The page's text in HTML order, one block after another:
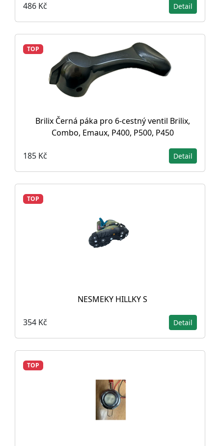
486 Kč Detail
TOP
Brilix Černá páka pro 6-cestný ventil Brilix,
Combo, Emaux, P400, P500, P450
185 Kč Detail
TOP
NESMEKY HILLKY S
354 Kč Detail
TOP